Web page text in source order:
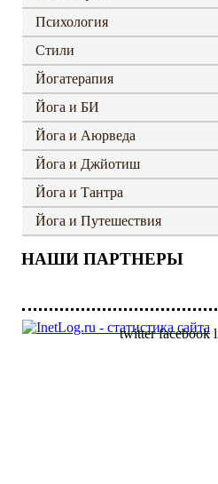
Психология
Стили
Йогатерапия
Йога и БИ
Йога и Аюрведа
Йога и Джйотиш
Йога и Тантра
Йога и Путешествия
НАШИ ПАРТНЕРЫ
twitter facebook